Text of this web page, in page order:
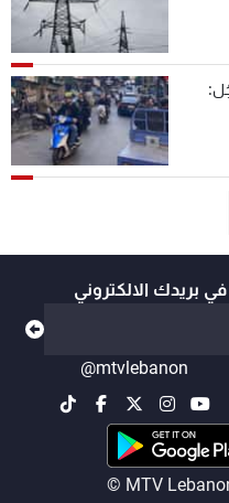
بريدك الالكتروني
@mtvlebanon
© MTV